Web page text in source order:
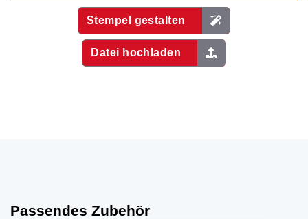
Stempel gestalten
Datei hochladen
Passendes Zubehör